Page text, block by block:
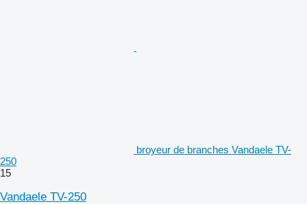
broyeur de branches Vandaele TV-
250
15
Vandaele TV-250